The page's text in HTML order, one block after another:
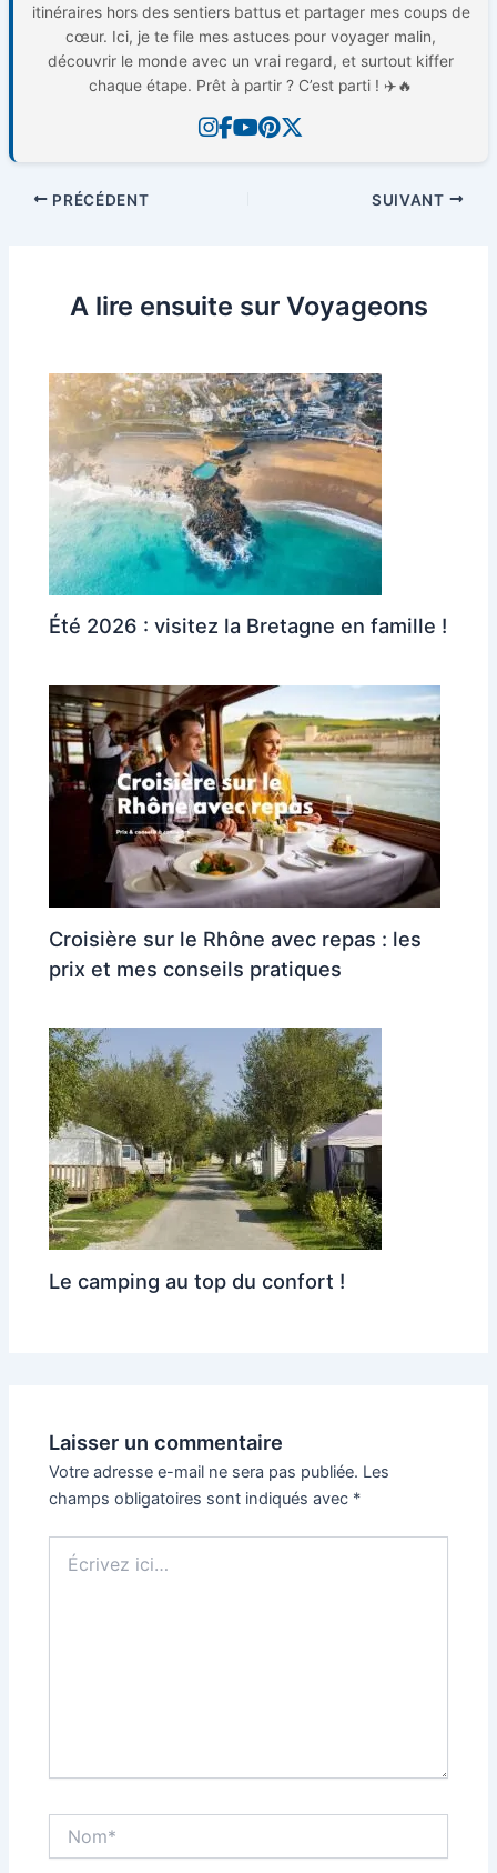
itinéraires hors des sentiers battus et partager mes coups de
cœur. Ici, je te file mes astuces pour voyager malin,
découvrir le monde avec un vrai regard, et surtout kiffer
chaque étape. Prêt à partir ? C’est parti ! ✈️🔥
PRÉCÉDENT SUIVANT
A lire ensuite sur Voyageons
Été 2026 : visitez la Bretagne en famille !
Croisière sur le Rhône avec repas : les
prix et mes conseils pratiques
Le camping au top du confort !
Laisser un commentaire
Votre adresse e-mail ne sera pas publiée. Les
champs obligatoires sont indiqués avec *
ici…